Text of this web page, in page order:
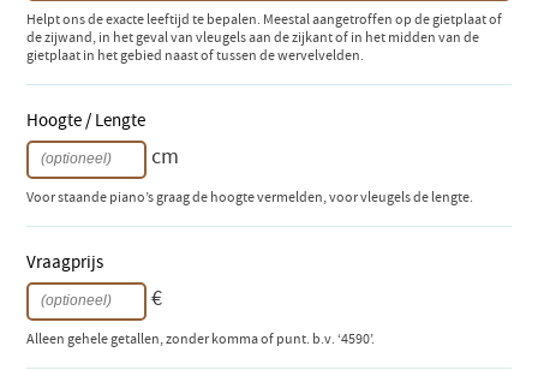
Helpt ons de exacte leeftijd te bepalen. Meestal aangetroffen op de gietplaat of
de zijwand, in het geval van vleugels aan de zijkant of in het midden van de
gietplaat in het gebied naast of tussen de wervelvelden.
Hoogte / Lengte
cm
Voor staande piano’s graag de hoogte vermelden, voor vleugels de lengte.
Vraagprijs
€
Alleen gehele getallen, zonder komma of punt. b.v. ‘4590’.